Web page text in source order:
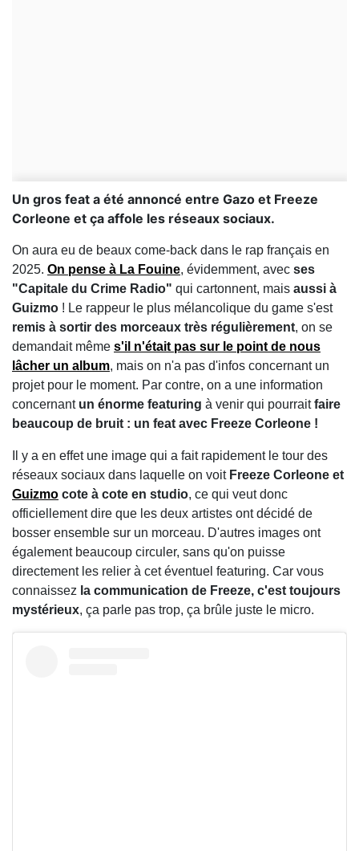
Un gros feat a été annoncé entre Gazo et Freeze
Corleone et ça affole les réseaux sociaux.
On aura eu de beaux come-back dans le rap français en
2025. On pense à La Fouine, évidemment, avec ses
"Capitale du Crime Radio" qui cartonnent, mais aussi à
Guizmo ! Le rappeur le plus mélancolique du game s'est
remis à sortir des morceaux très régulièrement, on se
demandait même s'il n'était pas sur le point de nous
lâcher un album, mais on n'a pas d'infos concernant un
projet pour le moment. Par contre, on a une information
concernant un énorme featuring à venir qui pourraitfaire
beaucoup de bruit : un feat avec Freeze Corleone !
Il y a en effet une image qui a fait rapidement le tour des
réseaux sociaux dans laquelle on voit Freeze Corleone et
Guizmo cote à cote en studio, ce qui veut donc
officiellement dire que les deux artistes ont décidé de
bosser ensemble sur un morceau. D'autres images ont
également beaucoup circuler, sans qu'on puisse
directement les relier à cet éventuel featuring. Car vous
connaissez la communication de Freeze, c'est toujours
mystérieux, ça parle pas trop, ça brûle juste le micro.